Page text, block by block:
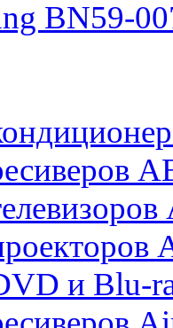
BN59-
и Blu-